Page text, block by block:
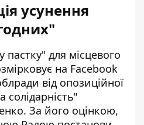
усунення
для місцевого
на Facebook
від опозиційної
солідарність"
За його оцінкою,